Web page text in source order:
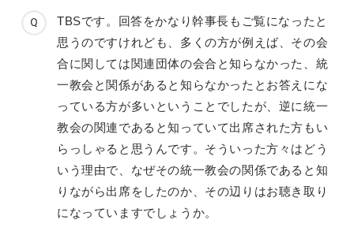
TBSです。回答をかなり幹事長もご覧になったと
思うのですけれども、多くの方が例えば、その会
合に関しては関連団体の会合と知らなかった、統
一教会と関係があると知らなかったとお答えにな
っている方が多いということでしたが、逆に統一
教会の関連であると知っていて出席された方もい
らっしゃると思うんです。そういった方々はどう
いう理由で、なぜその統一教会の関係であると知
りながら出席をしたのか、その辺りはお聴き取り
になっていますでしょうか。